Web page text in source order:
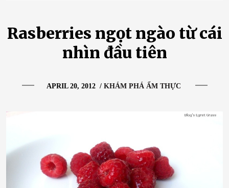
Rasberries ngọt ngào từ cái
nhìn đầu tiên
APRIL 20, 2012/ KHÁM PHÁ ẨM THỰC